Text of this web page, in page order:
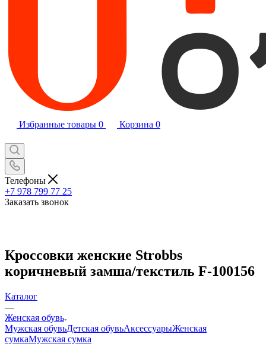
Избранные товары 0 Корзина 0
Телефоны
+7 978 799 77 25
Заказать звонок
Кроссовки женские Strobbs
коричневый замша/текстиль F-100156
Каталог
—
Женская обувь
Мужская обувьДетская обувьАксессуарыЖенская
сумкаМужская сумка